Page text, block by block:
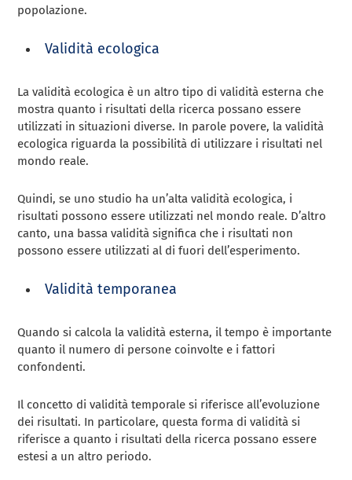
popolazione.
Validità ecologica
La validità ecologica è un altro tipo di validità esterna che
mostra quanto i risultati della ricerca possano essere
utilizzati in situazioni diverse. In parole povere, la validità
ecologica riguarda la possibilità di utilizzare i risultati nel
mondo reale.
Quindi, se uno studio ha un’alta validità ecologica, i
risultati possono essere utilizzati nel mondo reale. D’altro
canto, una bassa validità significa che i risultati non
possono essere utilizzati al di fuori dell’esperimento.
Validità temporanea
Quando si calcola la validità esterna, il tempo è importante
quanto il numero di persone coinvolte e i fattori
confondenti.
Il concetto di validità temporale si riferisce all’evoluzione
dei risultati. In particolare, questa forma di validità si
riferisce a quanto i risultati della ricerca possano essere
estesi a un altro periodo.